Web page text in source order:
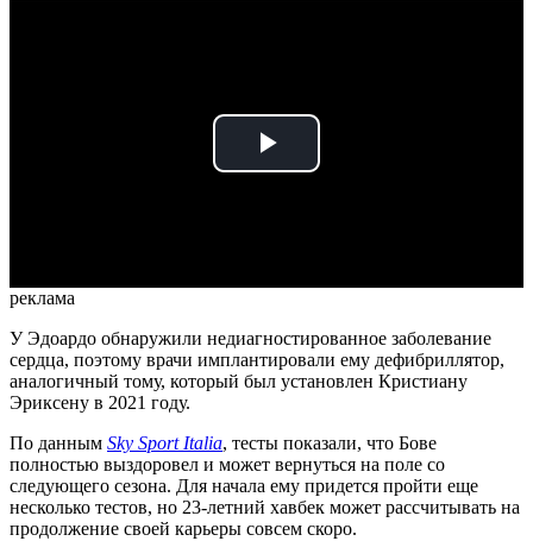
Play
реклама
У Эдоардо обнаружили недиагностированное заболевание
сердца, поэтому врачи имплантировали ему дефибриллятор,
аналогичный тому, который был установлен Кристиану
Эриксену в 2021 году.
По данным Sky Sport Italia, тесты показали, что Бове
полностью выздоровел и может вернуться на поле со
следующего сезона. Для начала ему придется пройти еще
несколько тестов, но 23-летний хавбек может рассчитывать на
продолжение своей карьеры совсем скоро.